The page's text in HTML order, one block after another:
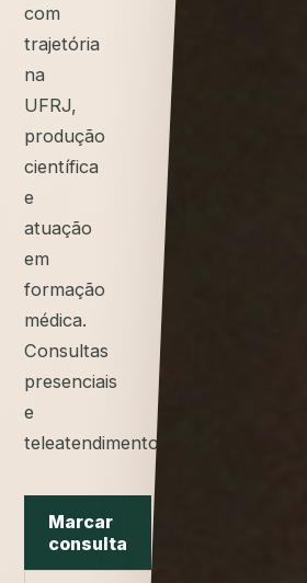
com
trajetória
na
UFRJ,
produção
científica
e
atuação
em
formação
médica.
Consultas
presenciais
e
teleatendimento.
Marcar
consulta